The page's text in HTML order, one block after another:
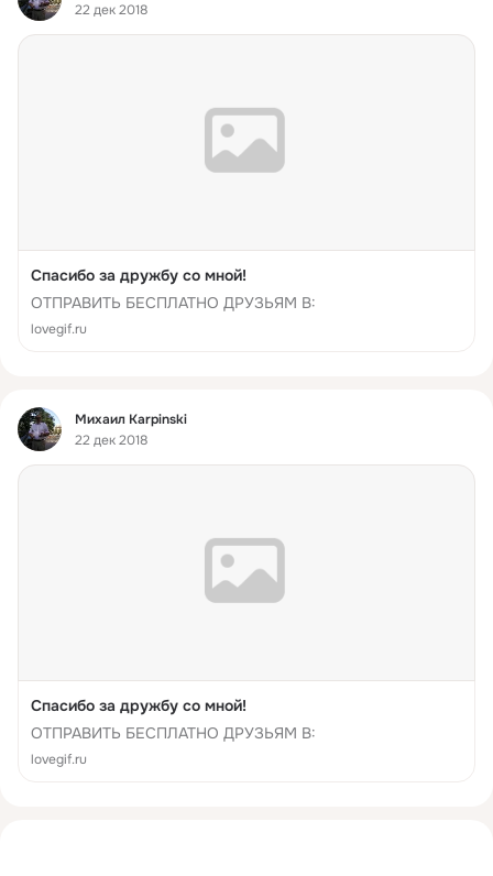
22 дек 2018
Спасибо за дружбу со мной!
ОТПРАВИТЬ БЕСПЛАТНО ДРУЗЬЯМ В:
lovegif.ru
Фид
Михаил Karpinski
22 дек 2018
Спасибо за дружбу со мной!
ОТПРАВИТЬ БЕСПЛАТНО ДРУЗЬЯМ В:
lovegif.ru